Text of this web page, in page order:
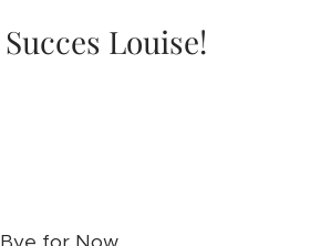
Succes Louise!